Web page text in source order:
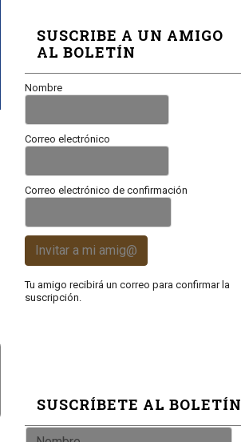
SUSCRIBE A UN AMIGO
AL BOLETÍN
Nombre
Correo electrónico
Correo electrónico de confirmación
Invitar a mi amig@
Tu amigo recibirá un correo para confirmar la
suscripción.
SUSCRÍBETE AL BOLETÍN